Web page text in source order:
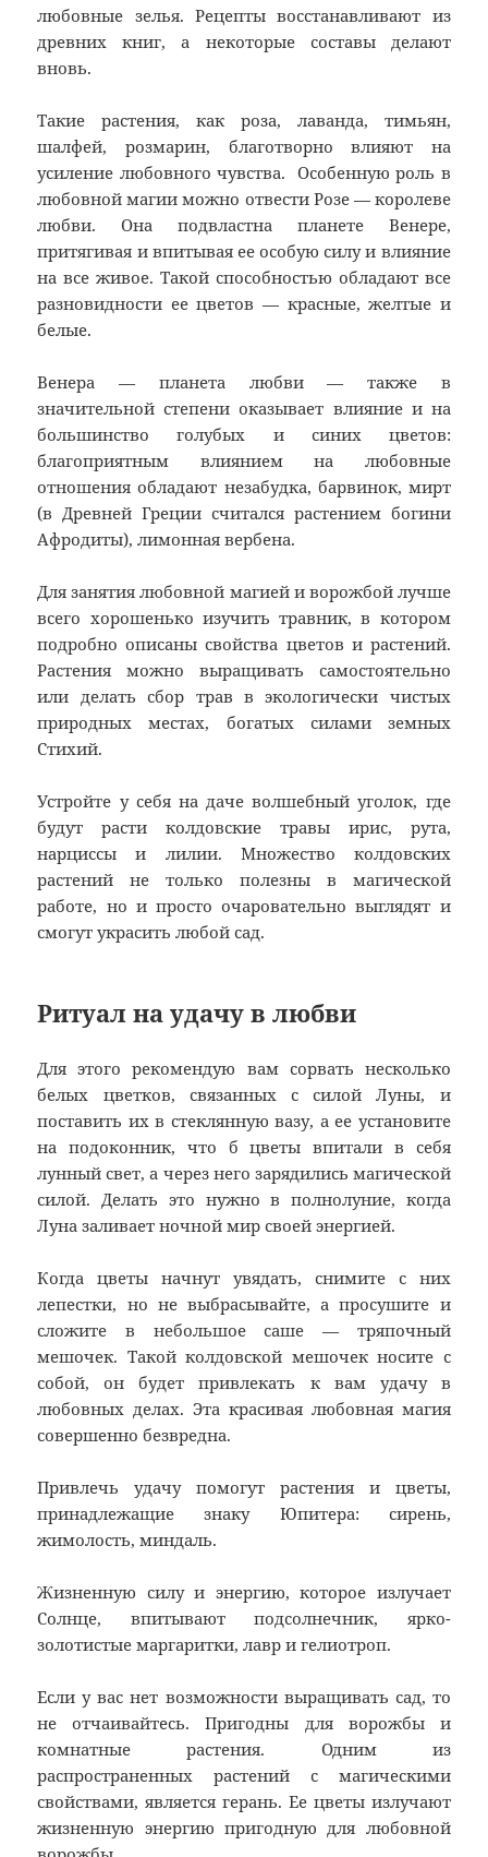
любовные зелья. Рецепты восстанавливают из
древних книг, а некоторые составы делают
вновь.
Такие растения, как роза, лаванда, тимьян,
шалфей, розмарин, благотворно влияют на
усиление любовного чувства. Особенную роль в
любовной магии можно отвести Розе — королеве
любви. Она подвластна планете Венере,
притягивая и впитывая ее особую силу и влияние
на все живое. Такой способностью обладают все
разновидности ее цветов — красные, желтые и
белые.
Венера — планета любви — также в
значительной степени оказывает влияние и на
большинство голубых и синих цветов:
благоприятным влиянием на любовные
отношения обладают незабудка, барвинок, мирт
(в Древней Греции считался растением богини
Афродиты), лимонная вербена.
Для занятия любовной магией и ворожбой лучше
всего хорошенько изучить травник, в котором
подробно описаны свойства цветов и растений.
Растения можно выращивать самостоятельно
или делать сбор трав в экологически чистых
природных местах, богатых силами земных
Стихий.
Устройте у себя на даче волшебный уголок, где
будут расти колдовские травы ирис, рута,
нарциссы и лилии. Множество колдовских
растений не только полезны в магической
работе, но и просто очаровательно выглядят и
смогут украсить любой сад.
Ритуал на удачу в любви
Для этого рекомендую вам сорвать несколько
белых цветков, связанных с силой Луны, и
поставить их в стеклянную вазу, а ее установите
на подоконник, что б цветы впитали в себя
лунный свет, а через него зарядились магической
силой. Делать это нужно в полнолуние, когда
Луна заливает ночной мир своей энергией.
Когда цветы начнут увядать, снимите с них
лепестки, но не выбрасывайте, а просушите и
сложите в небольшое саше — тряпочный
мешочек. Такой колдовской мешочек носите с
собой, он будет привлекать к вам удачу в
любовных делах. Эта красивая любовная магия
совершенно безвредна.
Привлечь удачу помогут растения и цветы,
принадлежащие знаку Юпитера: сирень,
жимолость, миндаль.
Жизненную силу и энергию, которое излучает
Солнце, впитывают подсолнечник, ярко-
золотистые маргаритки, лавр и гелиотроп.
Если у вас нет возможности выращивать сад, то
не отчаивайтесь. Пригодны для ворожбы и
комнатные растения. Одним из
распространенных растений с магическими
свойствами, является герань. Ее цветы излучают
жизненную энергию пригодную для любовной